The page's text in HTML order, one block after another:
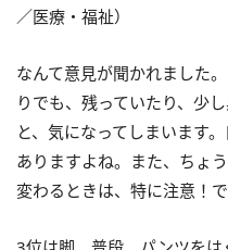
／医療・福祉）
なんて意見が聞かれました
りでも、残っていたり、少
と、気になってしまいます
ありますよね。また、ちょ
変わるときは、特に注意！で